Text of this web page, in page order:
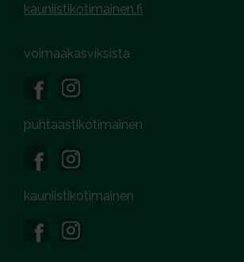
kauniistikotimainen.fi
voimaakasviksista
puhtaastikotimainen
kauniistikotimainen